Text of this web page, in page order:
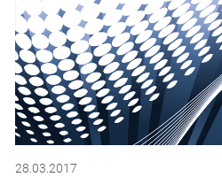
28.03.2017